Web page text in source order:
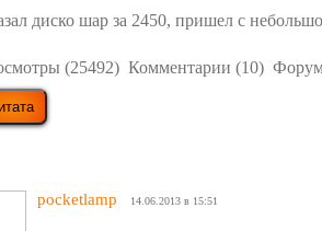
диско шар за 2450, пришел с
(25492) Комментарии (10)
pocketlamp 14.06.2013 в 15:51